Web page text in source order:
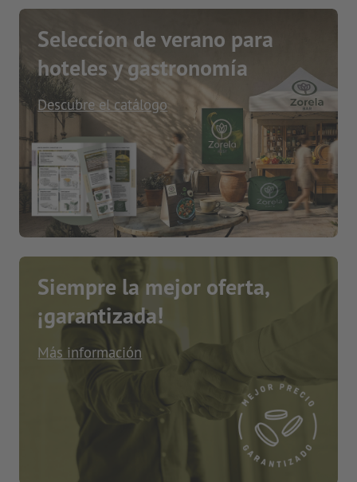
Seleccíon de verano para
hoteles y gastronomía
Descubre el catálogo
Siempre la mejor oferta,
¡garantizada!
Más información